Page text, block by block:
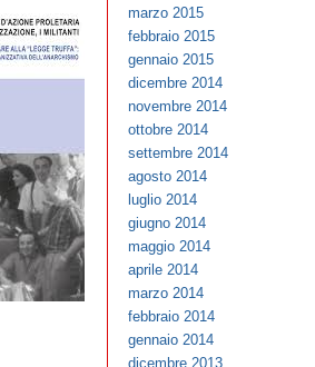
marzo 2015
febbraio 2015
gennaio 2015
dicembre 2014
novembre 2014
ottobre 2014
settembre 2014
agosto 2014
luglio 2014
giugno 2014
maggio 2014
aprile 2014
marzo 2014
febbraio 2014
gennaio 2014
dicembre 2013